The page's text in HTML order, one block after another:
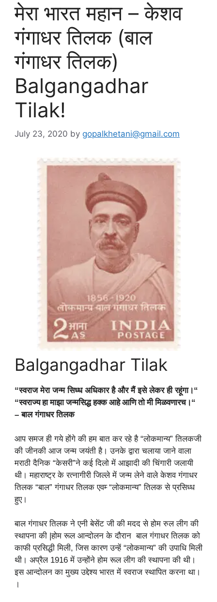
मेरा भारत महान – केशव
गंगाधर तिलक (बाल
गंगाधर तिलक)
Balgangadhar
Tilak!
July 23, 2020 by gopalkhetani@gmail.com
Balgangadhar Tilak
“स्वराज मेरा जन्म सिध्ध अधिकार है और मैं इसे लेकर ही रहूंगा।“
“स्वराज्य हा माझा जन्मसिद्ध हक्क आहे आणि तो मी मिळवणारच।“
– बाल गंगाधर तिलक
आप समज ही गये होंगे की हम बात कर रहे है “लोकमान्य” तिलकजी
की जीनकी आज जन्म जयंती है। उनके द्वारा चलाया जाने वाला
मराठी दैनिक “केसरी”ने कई दिलो में आझादी की चिंगारी जलायी
थी। महाराष्ट्र के रत्नागीरी जिल्ले में जन्म लेने वाले केशव गंगाधर
तिलक “बाल” गंगाधर तिलक एवम्‍ “लोकमान्य” तिलक से प्रसिध्ध
हुए।
बाल गंगाधर तिलक ने एनी बेसेंट जी की मदद से होम रुल लीग की
स्थापना की |होम रूल आन्दोलन के दौरान बाल गंगाधर तिलक को
काफी प्रसिद्धी मिली,जिस कारण उन्हें “लोकमान्य”की उपाधि मिली
थी। अप्रैल 1916में उन्होंने होम रूल लीग की स्थापना की थी।
इस आन्दोलन का मुख्य उद्देश्य भारत में स्वराज स्थापित करना था।
।